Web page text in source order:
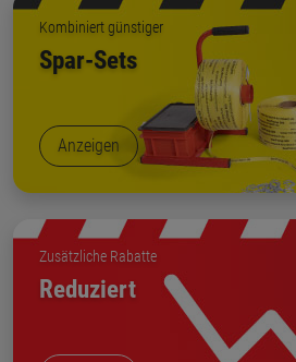
Kombiniert günstiger
Spar-Sets
Anzeigen
Zusätzliche Rabatte
Reduziert